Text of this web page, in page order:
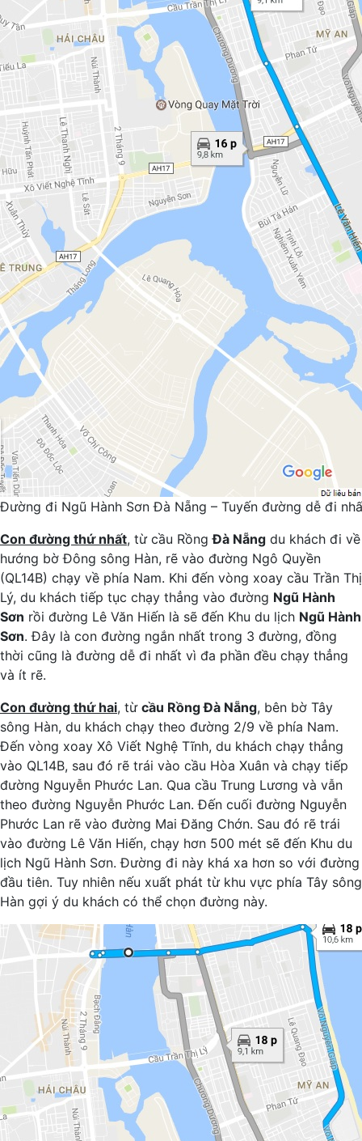
Đường đi Ngũ Hành Sơn Đà Nẵng – Tuyến đường dễ đi
Con đường thứ nhất, từ cầu RồngĐà Nẵng du khách đi về
hướng bờ Đông sông Hàn, rẽ vào đường Ngô Quyền
(QL14B) chạy về phía Nam. Khi đến vòng xoay cầu Trần Thị
Lý, du khách tiếp tục chạy thẳng vào đường Ngũ Hành
Sơn rồi đường Lê Văn Hiến là sẽ đến Khu du lịch Ngũ Hành
Sơn. Đây là con đường ngắn nhất trong 3 đường, đồng
thời cũng là đường dễ đi nhất vì đa phần đều chạy thẳng
và ít rẽ.
Con đường thứ hai, từ cầu Rồng Đà Nẵng, bên bờ Tây
sông Hàn, du khách chạy theo đường 2/9 về phía Nam.
Đến vòng xoay Xô Viết Nghệ Tĩnh, du khách chạy thẳng
vào QL14B, sau đó rẽ trái vào cầu Hòa Xuân và chạy tiếp
đường Nguyễn Phước Lan. Qua cầu Trung Lương và vẫn
theo đường Nguyễn Phước Lan. Đến cuối đường Nguyễn
Phước Lan rẽ vào đường Mai Đăng Chớn. Sau đó rẽ trái
vào đường Lê Văn Hiến, chạy hơn 500 mét sẽ đến Khu du
lịch Ngũ Hành Sơn. Đường đi này khá xa hơn so với đường
đầu tiên. Tuy nhiên nếu xuất phát từ khu vực phía Tây sông
Hàn gợi ý du khách có thể chọn đường này.